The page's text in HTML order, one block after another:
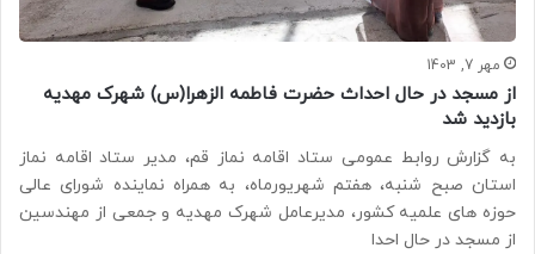
مهر 7, 1403
از مسجد در حال احداث حضرت فاطمه الزهرا(س) شهرک مهدیه
بازدید شد
به گزارش روابط عمومی ستاد اقامه نماز قم، مدیر ستاد اقامه نماز
استان صبح شنبه، هفتم شهریورماه، به همراه نماینده شورای عالی
حوزه های علمیه کشور، مدیرعامل شهرک مهدیه و جمعی از مهندسین
از مسجد در حال احدا